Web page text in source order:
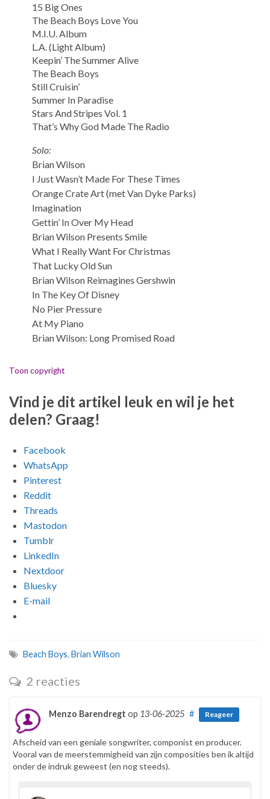
15 Big Ones
The Beach Boys Love You
M.I.U. Album
L.A. (Light Album)
Keepin’ The Summer Alive
The Beach Boys
Still Cruisin’
Summer In Paradise
Stars And Stripes Vol. 1
That’s Why God Made The Radio
Solo:
Brian Wilson
I Just Wasn’t Made For These Times
Orange Crate Art (met Van Dyke Parks)
Imagination
Gettin’ In Over My Head
Brian Wilson Presents Smile
What I Really Want For Christmas
That Lucky Old Sun
Brian Wilson Reimagines Gershwin
In The Key Of Disney
No Pier Pressure
At My Piano
Brian Wilson: Long Promised Road
Toon copyright
Vind je dit artikel leuk en wil je het
delen? Graag!
Facebook
WhatsApp
Pinterest
Reddit
Threads
Mastodon
Tumblr
LinkedIn
Nextdoor
Bluesky
E-mail
Beach Boys, Brian Wilson
2 reacties
Menzo Barendregt op 13-06-2025 # Reageer
Afscheid van een geniale songwriter, componist en producer.
Vooral van de meerstemmigheid van zijn composities ben ik altijd
onder de indruk geweest (en nog steeds).